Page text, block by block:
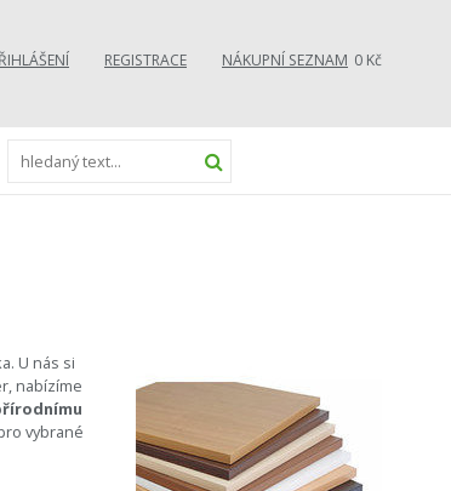
REGISTRACE NÁKUPNÍ SEZNAM 0 Kč
U nás si
nabízíme
vybrané